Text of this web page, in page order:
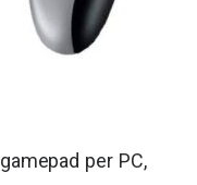
per PC,